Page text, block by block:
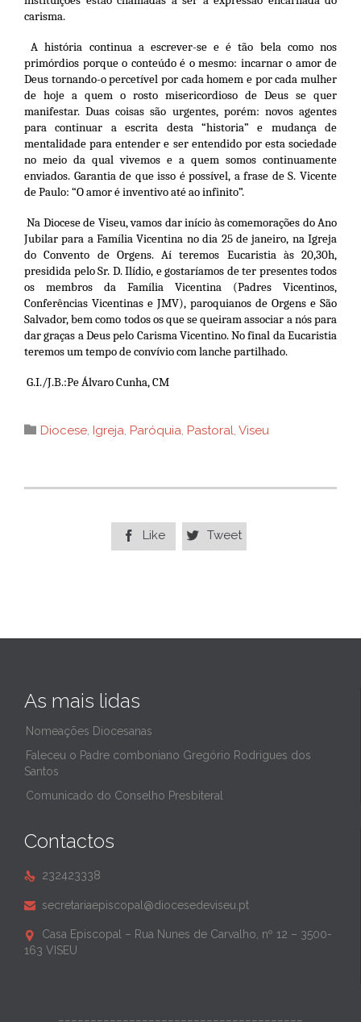
carisma.
A história continua a escrever-se e é tão bela como nos
primórdios porque o conteúdo é o mesmo: incarnar o amor de
Deus tornando-o percetível por cada homem e por cada mulher
de hoje a quem o rosto misericordioso de Deus se quer
manifestar. Duas coisas são urgentes, porém: novos agentes
para continuar a escrita desta “historia” e mudança de
mentalidade para entender e ser entendido por esta sociedade
no meio da qual vivemos e a quem somos continuamente
enviados. Garantia de que isso é possível, a frase de S. Vicente
de Paulo: “O amor é inventivo até ao infinito”.
Na Diocese de Viseu, vamos dar início às comemorações do Ano
Jubilar para a Família Vicentina no dia 25 de janeiro, na Igreja
do Convento de Orgens. Aí teremos Eucaristia às 20,30h,
presidida pelo Sr. D. Ilídio, e gostaríamos de ter presentes todos
os membros da Família Vicentina (Padres Vicentinos,
Conferências Vicentinas e JMV), paroquianos de Orgens e São
Salvador, bem como todos os que se queiram associar a nós para
dar graças a Deus pelo Carisma Vicentino. No final da Eucaristia
teremos um tempo de convívio com lanche partilhado.
G.I./J.B.:Pe Álvaro Cunha, CM
 Category
Diocese, Igreja, Paróquia, Pastoral, Viseu
 Like  Tweet
As mais lidas
Nomeações Diocesanas
Faleceu o Padre comboniano Gregório Rodrigues dos
Santos
Comunicado do Conselho Presbiteral
Contactos
 232423338
 secretariaepiscopal@diocesedeviseu.pt

Casa Episcopal – Rua Nunes de Carvalho, nº 12 – 3500-
163 VISEU